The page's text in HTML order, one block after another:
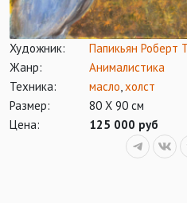
Художник:
Папикьян Роберт
Жанр:
Анималистика
Техника:
масло,холст
Размер:
80 Х 90 см
Цена:
125 000 руб